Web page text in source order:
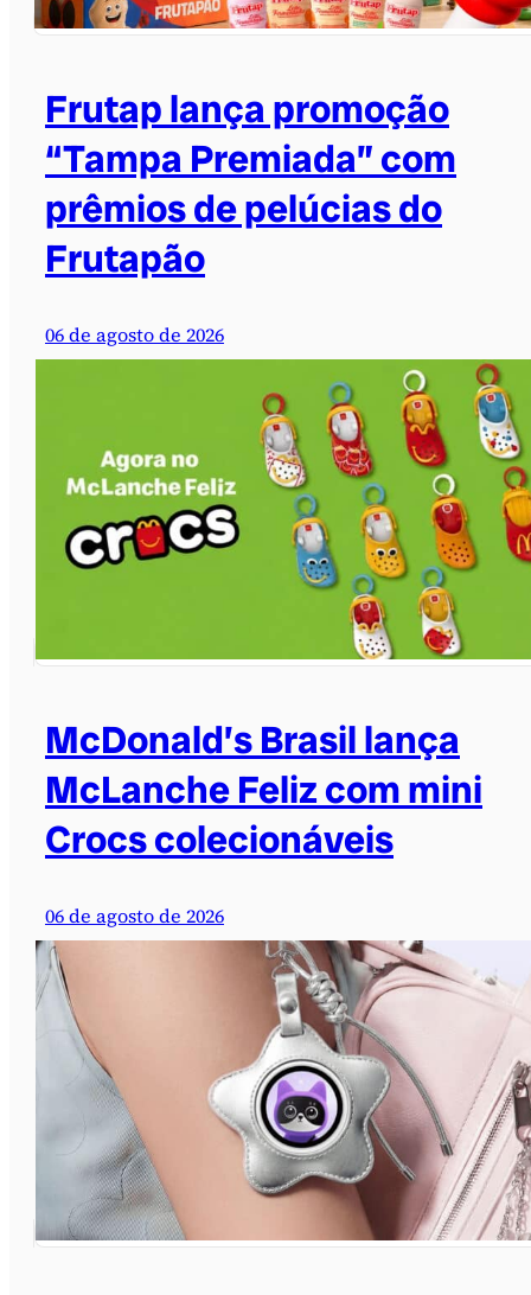
Frutap lança promoção
“Tampa Premiada” com
prêmios de pelúcias do
Frutapão
06 de agosto de 2026
McDonald’s Brasil lança
McLanche Feliz com mini
Crocs colecionáveis
06 de agosto de 2026